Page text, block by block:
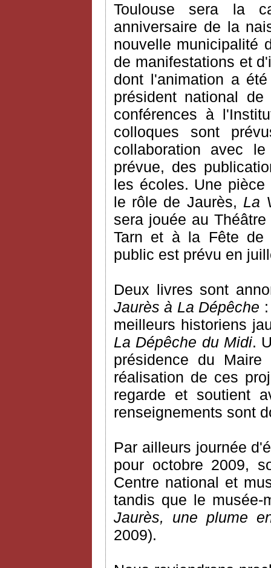
Toulouse sera la
anniversaire de la
nouvelle municipalité
de manifestations et
dont l'animation a
président national
conférences à
colloques sont
collaboration avec
prévue, des
les écoles. Une pièce
le rôle de Jaurès, La
sera jouée au
Tarn et à la Fête
public est prévu en
Deux livres sont
Jaurès à La Dépêche
meilleurs historiens
La Dépêche du Midi.
présidence du
réalisation de ces
regarde et soutient
renseignements sont
Par ailleurs journée
pour octobre 2009,
Centre national et
tandis que le musée-
Jaurès, une plume
2009).